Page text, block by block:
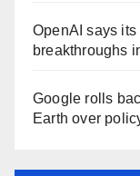
OpenAI says its
breakthroughs
Google rolls
Earth over